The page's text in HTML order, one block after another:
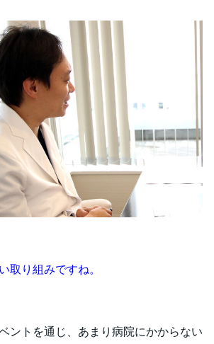
取り組みですね。
ントを通じ、あまり病院にかからない